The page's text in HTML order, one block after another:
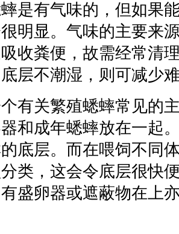
是有气味的，但如果
明显。气味的主要来
收粪便，故需经常清
层不潮湿，则可减少
关繁殖蟋蟀常见的主
和成年蟋蟀放在一起
底层。而在喂饲不同
类，这会令底层很快
盛卵器或遮蔽物在上